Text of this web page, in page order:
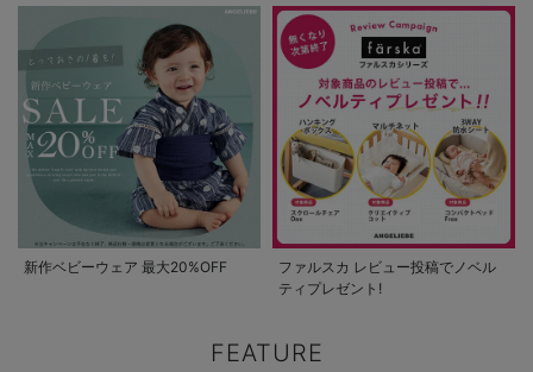
新作ベビーウェア 最大20%OFF
ファルスカ レビュー投稿でノベル
ティプレゼント!
FEATURE